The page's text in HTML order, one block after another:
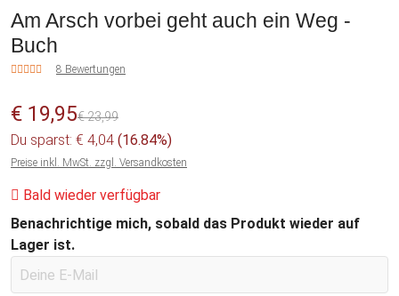
Am Arsch vorbei geht auch ein Weg -
Buch
8 Bewertungen
€ 19,95€ 23,99
Du sparst: € 4,04 (16.84%)
Preise inkl. MwSt. zzgl. Versandkosten
Bald wieder verfügbar
Benachrichtige mich, sobald das Produkt wieder auf
Lager ist.